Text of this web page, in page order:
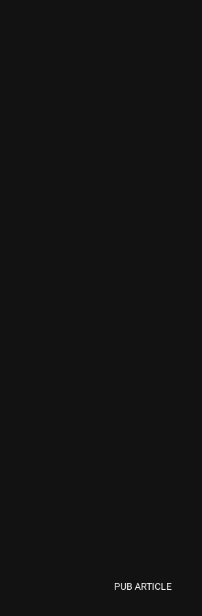
PUB ARTICLE